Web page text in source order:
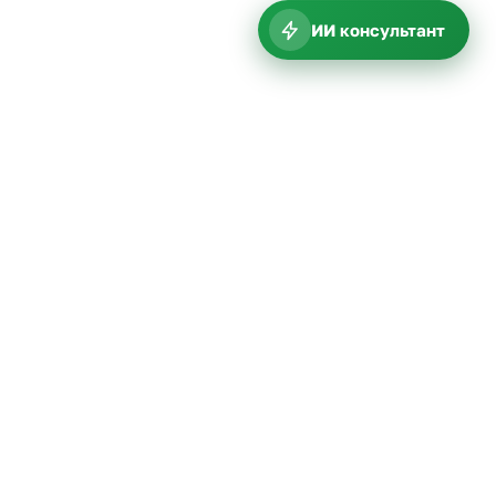
ИИ консультант